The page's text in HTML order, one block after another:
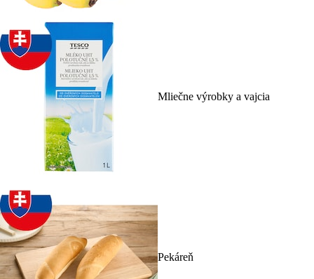
Mliečne výrobky a vajcia
Pekáreň